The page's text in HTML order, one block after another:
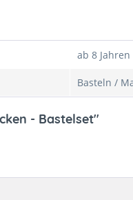
ab 8 Jahren
Basteln /
- Bastelset"